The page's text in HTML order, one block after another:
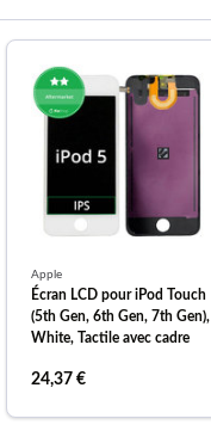
Apple
Écran LCD pour iPod Touch
(5th Gen, 6th Gen, 7th Gen),
White, Tactile avec cadre
24,37 €